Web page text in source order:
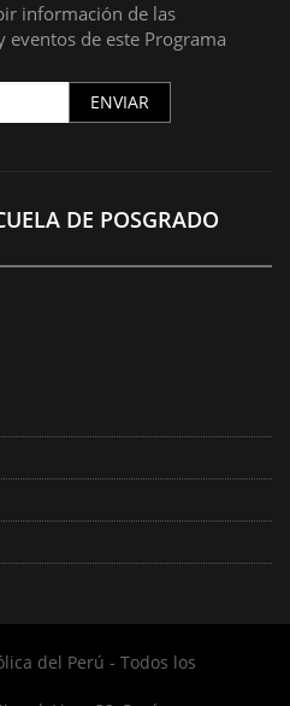
información de las
de este Programa
ENVIAR
DE POSGRADO
del Perú - Todos los